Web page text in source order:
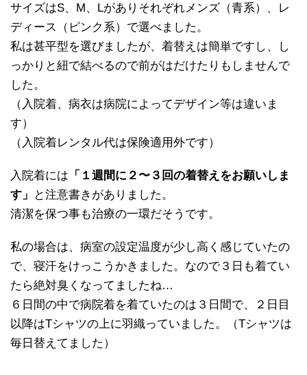
サイズはS、M、Lがありそれぞれメンズ（青系）、レ
ディース（ピンク系）で選べました。
私は甚平型を選びましたが、着替えは簡単ですし、し
っかりと紐で結べるので前がはだけたりもしませんで
した。
（入院着、病衣は病院によってデザイン等は違いま
す）
（入院着レンタル代は保険適用外です）
入院着には 「１週間に２〜３回の着替えをお願いしま
す」
と注意書きがありました。
清潔を保つ事も治療の一環だそうです。
私の場合は、病室の設定温度が少し高く感じていたの
で、寝汗をけっこうかきました。なので３日も着てい
たら絶対臭くなってましたね…
６日間の中で病院着を着ていたのは３日間で、２日目
以降はTシャツの上に羽織っていました。（Tシャツは
毎日替えてました）